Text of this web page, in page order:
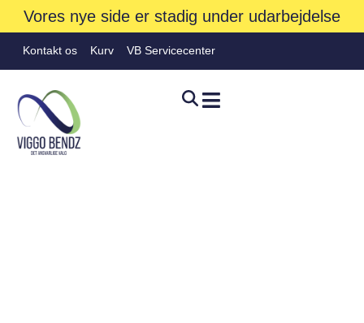
Vores nye side er stadig under udarbejdelse
Kontakt os Kurv VB Servicecenter